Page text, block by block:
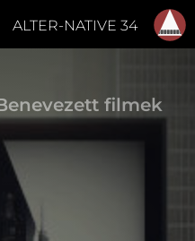
ALTER-NATIVE 34
filmek